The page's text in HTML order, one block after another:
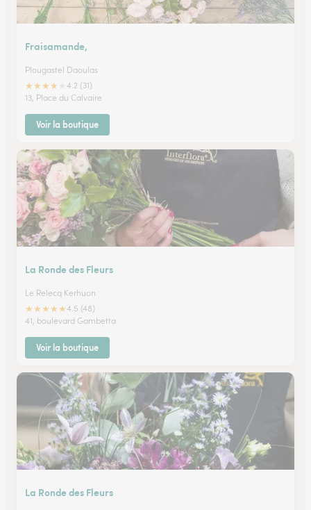
Fraisamande,
Plougastel Daoulas
★★★★
4.2 (31)
13, Place du Calvaire
Voir la boutique
La Ronde des Fleurs
Le Relecq Kerhuon
★★★★★4.5 (48)
41, boulevard Gambetta
Voir la boutique
La Ronde des Fleurs